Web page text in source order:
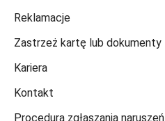
Reklamacje
Zastrzeż kartę lub dokumenty
Kariera
Kontakt
Procedura zgłaszania naruszeń